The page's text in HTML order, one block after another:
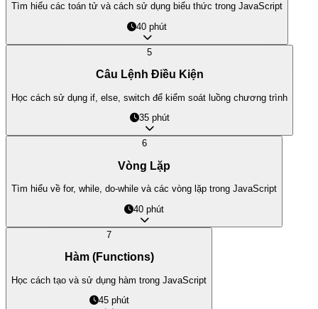
Tìm hiểu các toán tử và cách sử dụng biểu thức trong JavaScript
40 phút
5
Câu Lệnh Điều Kiện
Học cách sử dụng if, else, switch để kiểm soát luồng chương trình
35 phút
6
Vòng Lặp
Tìm hiểu về for, while, do-while và các vòng lặp trong JavaScript
40 phút
7
Hàm (Functions)
Học cách tạo và sử dụng hàm trong JavaScript
45 phút